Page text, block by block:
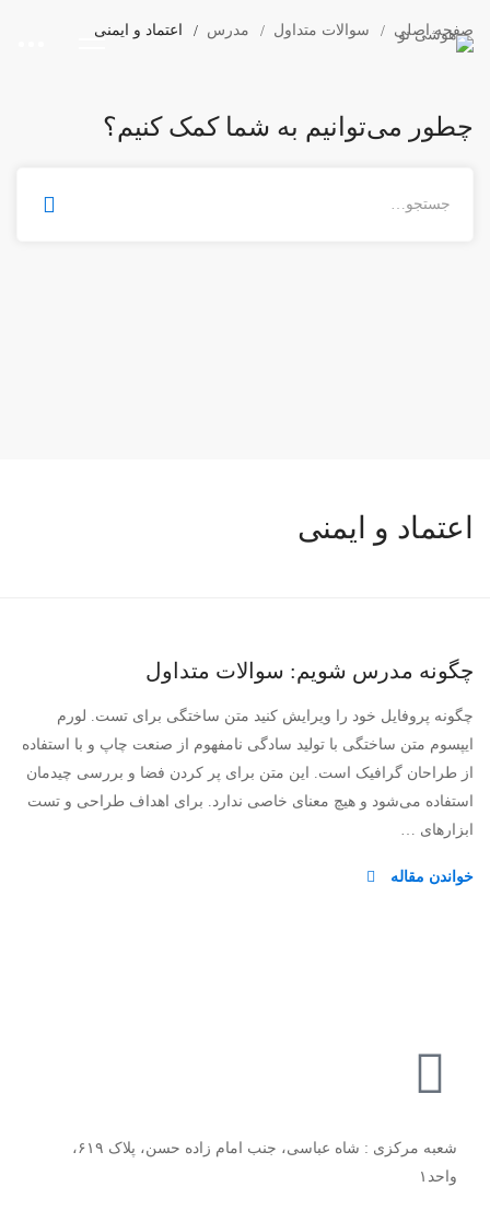
صفحه اصلی سوالات متداول مدرس اعتماد و ایمنی
چطور می‌توانیم به شما کمک کنیم؟
اعتماد و ایمنی
چگونه مدرس شویم: سوالات متداول
چگونه پروفایل خود را ویرایش کنید متن ساختگی برای تست. لورم
ایپسوم متن ساختگی با تولید سادگی نامفهوم از صنعت چاپ و با استفاده
از طراحان گرافیک است. این متن برای پر کردن فضا و بررسی چیدمان
استفاده می‌شود و هیچ معنای خاصی ندارد. برای اهداف طراحی و تست
ابزارهای …
خواندن مقاله
شعبه مرکزی : شاه عباسی، جنب امام زاده حسن، پلاک ۶۱۹،
واحد۱​